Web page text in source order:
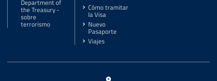
Department of
the Treasury -
sobre
terrorismo
Cómo tramitar
la Visa
Nuevo
Pasaporte
Viajes